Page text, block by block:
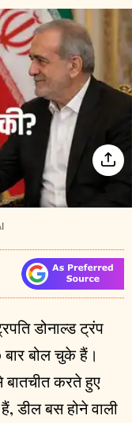
डोनाल्ड ट्रंप
बोल चुके हैं।
बातचीत करते हुए
डील बस होने वाली